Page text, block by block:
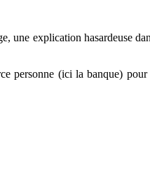
une explication hasardeuse
personne (ici la banque)